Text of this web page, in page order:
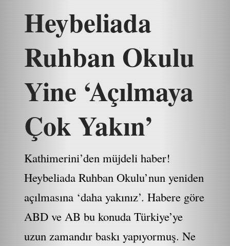
Heybeliada
Ruhban Okulu
Yine ‘Açılmaya
Çok Yakın’
Kathimerini’den müjdeli haber!
Heybeliada Ruhban Okulu’nun yeniden
açılmasına ‘daha yakınız’. Habere göre
ABD ve AB bu konuda Türkiye’ye
uzun zamandır baskı yapıyormuş. Ne